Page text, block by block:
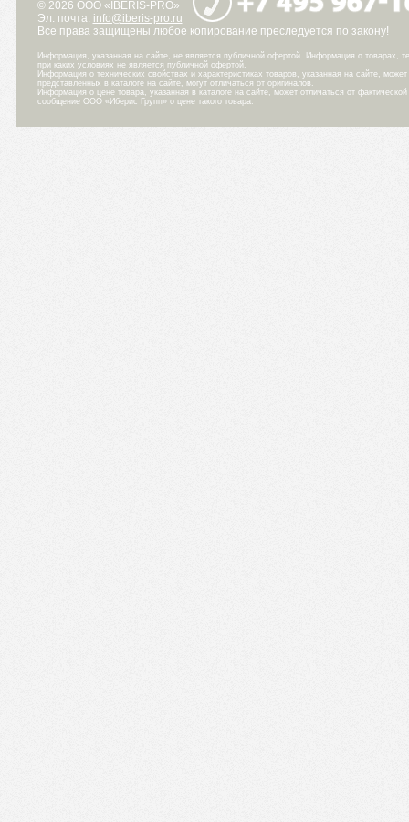
© 2026 ООО «IBERIS-PRO»
Эл. почта: info@iberis-pro.ru
Все права защищены любое копирование преследуется по закону!
Информация, указанная на сайте, не является публичной офертой. Информация о товарах,
при каких условиях не является публичной офертой.
Информация о технических свойствах и характеристиках товаров, указанная на сайте,
представленных в каталоге на сайте, могут отличаться от оригиналов.
Информация о цене товара, указанная в каталоге на сайте, может отличаться от
сообщение ООО «Иберис Групп» о цене такого товара.